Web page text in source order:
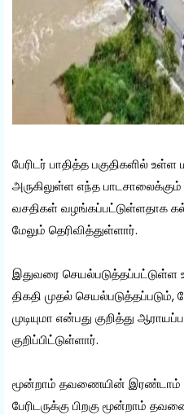
பேரிடர் பாதித்த பகுதிகளில்
அருகிலுள்ள எந்த
வசதிகள் வழங்கப்பட்டுள்ளதாக
மேலும் தெரிவித்துள்ளார்.
இதுவரை செயல்படுத்தப்பட்டுள்ள
திகதி முதல் செயல்படுத்தப்படும்,
முடியுமா என்பது குறித்து
குறிப்பிட்டுள்ளார்.
மூன்றாம் தவணையின் இரண்டாம்
பேரிடருக்கு பிறகு மூன்றாம்